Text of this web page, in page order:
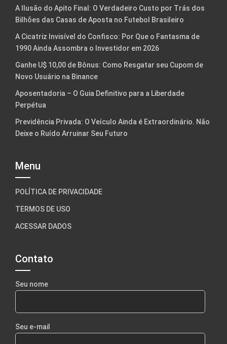
A Ilusão do Apito Final: O Verdadeiro Custo por Trás dos
Bilhões das Casas de Aposta no Futebol Brasileiro
A Cicatriz Invisível do Confisco: Por Que o Fantasma de
1990 Ainda Assombra o Investidor em 2026
Ganhe U$ 10,00 de Bônus: Como Resgatar seu Cupom de
Novo Usuário na Binance
Aposentadoria – O Guia Definitivo para a Liberdade
Perpétua
Previdência Privada: O Veículo Ainda é Extraordinário. Não
Deixe o Ruído Arruinar Seu Futuro
Menu
POLÍTICA DE PRIVACIDADE
TERMOS DE USO
ACESSAR DADOS
Contato
Seu nome
Seu e-mail